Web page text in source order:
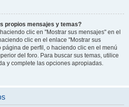
propios mensajes y temas?
clic en "Mostrar sus mensajes" en el
clic en el enlace "Mostrar sus
de perfil, o haciendo clic en el menú
del foro. Para buscar sus temas, utilice
y complete las opciones apropiadas.